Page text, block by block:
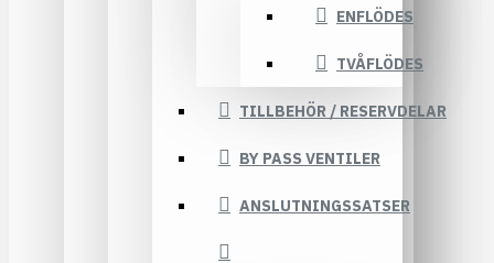
ENFLÖDES
TVÅFLÖDES
TILLBEHÖR / RESERVDELAR
BY PASS VENTILER
ANSLUTNINGSSATSER